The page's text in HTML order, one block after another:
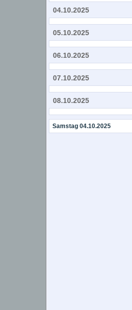
04.10.2025
05.10.2025
06.10.2025
07.10.2025
08.10.2025
Samstag 04.10.2025